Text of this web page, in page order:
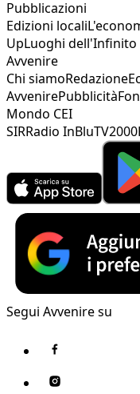
Pubblicazioni
Edizioni locali
UpLuoghi dell'Infinito
Avvenire
Chi siamoRedazione
AvvenirePubblicità
Mondo CEI
SIRRadio InBluTV2000
Segui Avvenire su